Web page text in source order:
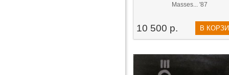
Masses... '87
10 500 р. В